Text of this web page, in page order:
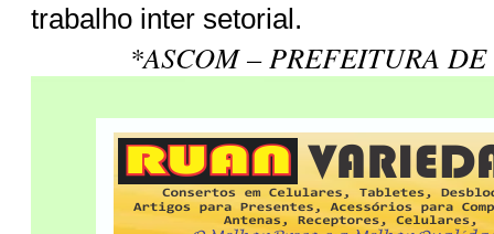
trabalho inter setorial.
*ASCOM – PREFEITURA DE